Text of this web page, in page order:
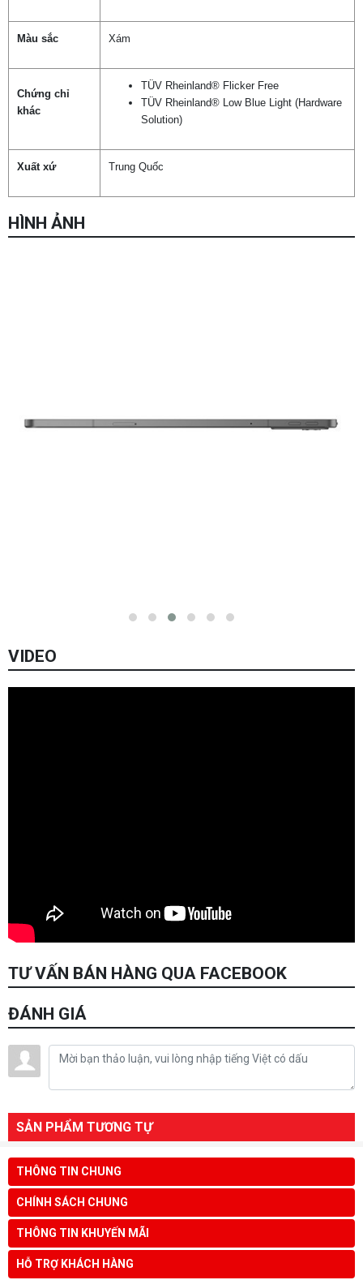
Màu sắc Xám
Chứng chỉ
khác
TÜV Rheinland® Flicker Free
TÜV Rheinland® Low Blue Light (Hardware
Solution)
Xuất xứ Trung Quốc
HÌNH ẢNH
VIDEO
TƯ VẤN BÁN HÀNG QUA FACEBOOK
ĐÁNH GIÁ
SẢN PHẨM TƯƠNG TỰ
THÔNG TIN CHUNG
CHÍNH SÁCH CHUNG
THÔNG TIN KHUYẾN MÃI
HỖ TRỢ KHÁCH HÀNG